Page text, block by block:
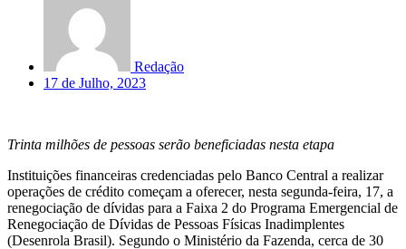
Redação
17 de Julho, 2023
Trinta milhões de pessoas serão beneficiadas nesta etapa
Instituições financeiras credenciadas pelo Banco Central a realizar
operações de crédito começam a oferecer, nesta segunda-feira, 17, a
renegociação de dívidas para a Faixa 2 do Programa Emergencial de
Renegociação de Dívidas de Pessoas Físicas Inadimplentes
(Desenrola Brasil). Segundo o Ministério da Fazenda, cerca de 30